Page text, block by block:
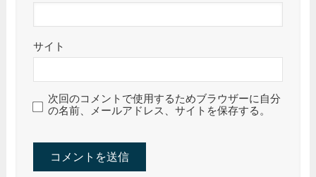
サイト
次回のコメントで使用するためブラウザーに自分
の名前、メールアドレス、サイトを保存する。